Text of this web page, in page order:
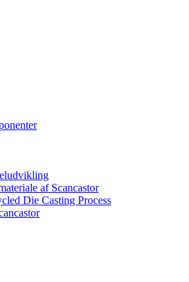
af Scancastor
Die Casting Process